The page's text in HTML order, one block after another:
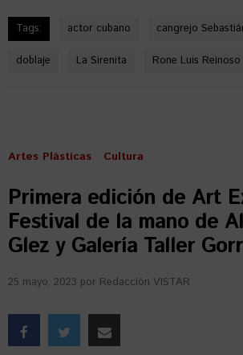
Tags: actor cubano cangrejo
doblaje La Sirenita Rone Luis
Artes Plásticas Cultura
Primera edición de Art
Festival de la mano de
Glez y Galería Taller
25 mayo, 2023 por Redacción VISTAR